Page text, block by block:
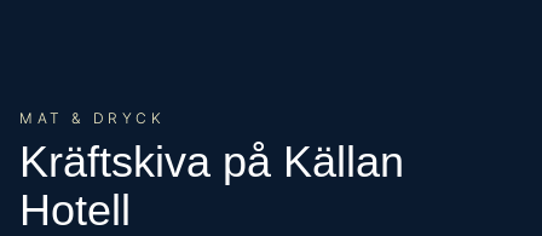
MAT & DRYCK
Kräftskiva på Källan
Hotell